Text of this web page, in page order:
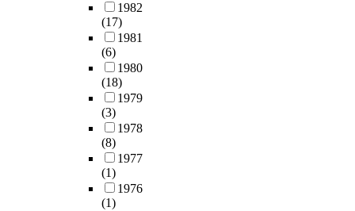
1982
(17)
1981
(6)
1980
(18)
1979
(3)
1978
(8)
1977
(1)
1976
(1)